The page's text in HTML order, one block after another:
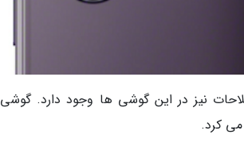
نیز در این گوشی ها وجود دارد. گوشی